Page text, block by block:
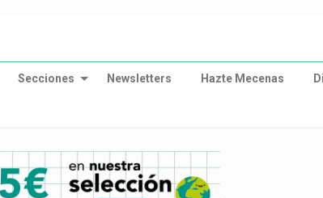
Secciones Newsletters Hazte Mecenas